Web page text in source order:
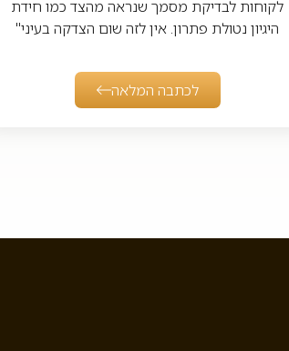
לקוחות לבדיקת מסמך שנראה מהצד כמו חידת
היגיון נטולת פתרון. אין לזה שום הצדקה בעיני"
לכתבה המלאה